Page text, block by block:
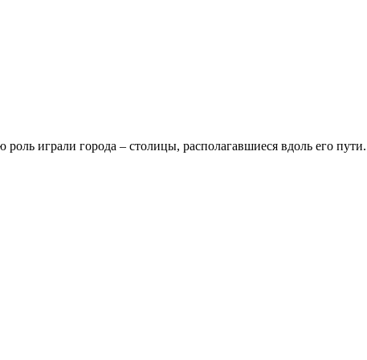
играли города – столицы, располагавшиеся вдоль его